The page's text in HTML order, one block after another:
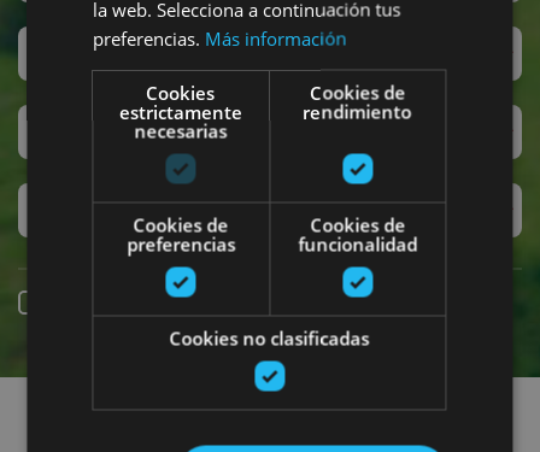
Accesibilidad
Turismo regenerativo
Experiencias exclusivas
Online erreserba
Planak aurkitu
la web. Selecciona a continuación tus
preferencias. Más información
Cookies
estrictamente
necesarias
Cookies de
rendimiento
Cookies de
preferencias
Cookies de
funcionalidad
Cookies no clasificadas